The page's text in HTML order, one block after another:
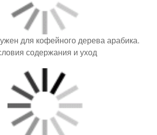
для кофейного дерева арабика.
содержания и уход